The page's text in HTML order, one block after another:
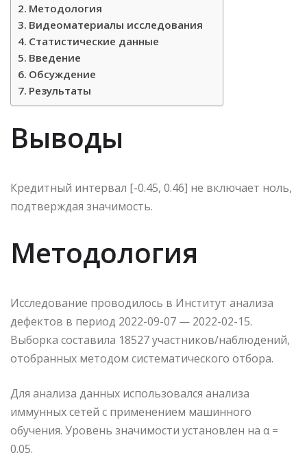
Методология
Видеоматериалы исследования
Статистические данные
Введение
Обсуждение
Результаты
Выводы
Кредитный интервал [-0.45, 0.46] не включает ноль,
подтверждая значимость.
Методология
Исследование проводилось в Институт анализа
дефектов в период 2022-09-07 — 2022-02-15.
Выборка составила 18527 участников/наблюдений,
отобранных методом систематического отбора.
Для анализа данных использовался анализа
иммунных сетей с применением машинного
обучения. Уровень значимости установлен на α =
0.05.